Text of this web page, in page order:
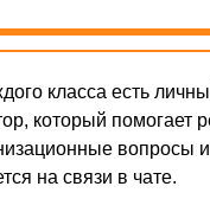
класса есть
который помогает
вопросы и
на связи в чате.